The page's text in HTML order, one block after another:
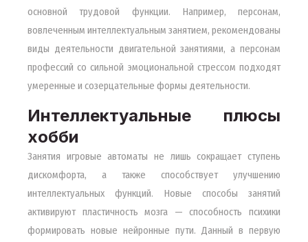
основной трудовой функции. Например, персонам,
вовлеченным интеллектуальным занятием, рекомендованы
виды деятельности двигательной занятиями, а персонам
профессий со сильной эмоциональной стрессом подходят
умеренные и созерцательные формы деятельности.
Интеллектуальные плюсы
хобби
Занятия игровые автоматы не лишь сокращает ступень
дискомфорта, а также способствует улучшению
интеллектуальных функций. Новые способы занятий
активируют пластичность мозга — способность психики
формировать новые нейронные пути. Данный в первую